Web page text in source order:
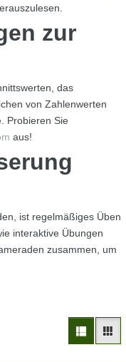
zur
das
von Zahlenwerten
Probieren Sie
aus!
ist regelmäßiges Üben
interaktive Übungen
zusammen, um